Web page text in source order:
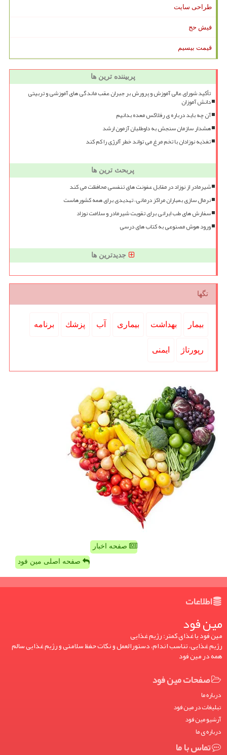
طراحی سایت
فیش حج
قیمت بیسیم
پربیننده ترین ها
تأکید شورای عالی آموزش و پرورش بر جبران عقب ماندگی های آموزشی و تربیتی
دانش آموزان
آن چه باید درباره ی رفلاکس معده بدانیم
هشدار سازمان سنجش به داوطلبان آزمون ارشد
تغذیه نوزادان با تخم مرغ می تواند خطر آلرژی را کم کند
پربحث ترین ها
شیرمادر از نوزاد در مقابل عفونت های تنفسی محافظت می کند
نرمال سازی بمباران مراکز درمانی، تهدیدی برای همه کشورهاست
سفارش های طب ایرانی برای تقویت شیرمادر و سلامت نوزاد
ورود هوش مصنوعی به کتاب های درسی
جدیدترین ها
تگها
بیمار بهداشت بیماری آب پزشك برنامه
رپورتاژ ایمنی
صفحه اخبار
صفحه اصلی مین فود
اطلاعات
مین فود
مین فود یا غذای کمتر: رژیم غذایی
رژیم غذایی، تناسب اندام، دستورالعمل و نکات حفظ سلامتی و رژیم غذایی سالم
همه در مین فود
صفحات مین فود
درباره ما
تبلیغات در مین فود
آرشیو مین فود
درباره ی ما
تماس با ما